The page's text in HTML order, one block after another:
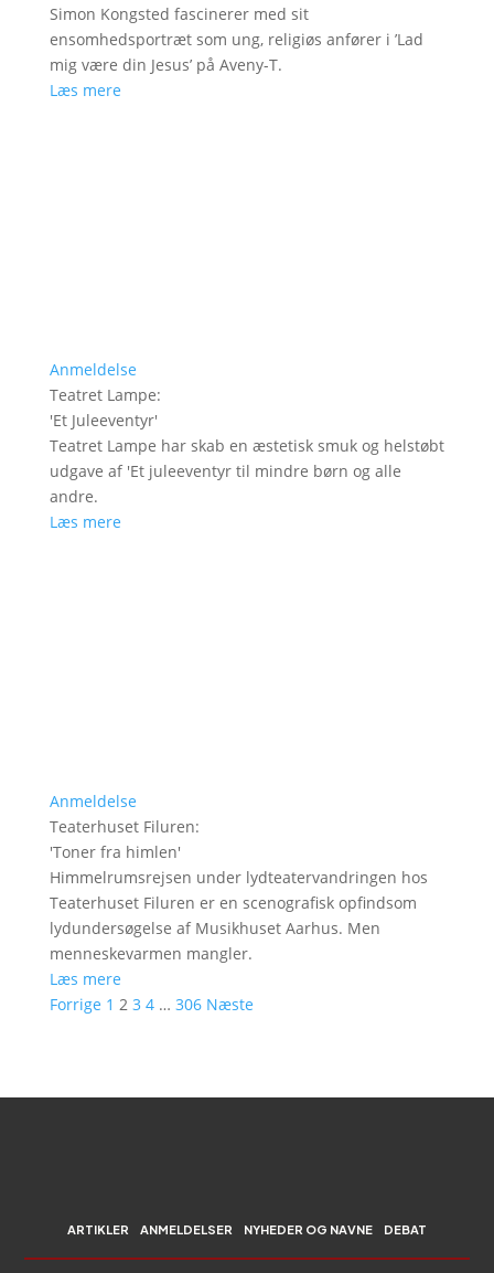
Simon Kongsted fascinerer med sit
ensomhedsportræt som ung, religiøs anfører i ’Lad
mig være din Jesus’ på Aveny-T.
Læs mere
Anmeldelse
Teatret Lampe:
'Et Juleeventyr'
Teatret Lampe har skab en æstetisk smuk og helstøbt
udgave af 'Et juleeventyr til mindre børn og alle
andre.
Læs mere
Anmeldelse
Teaterhuset Filuren:
'Toner fra himlen'
Himmelrumsrejsen under lydteatervandringen hos
Teaterhuset Filuren er en scenografisk opfindsom
lydundersøgelse af Musikhuset Aarhus. Men
menneskevarmen mangler.
Læs mere
Forrige 1 2 3 4 … 306 Næste
ARTIKLER ANMELDELSER NYHEDER OG NAVNE DEBAT